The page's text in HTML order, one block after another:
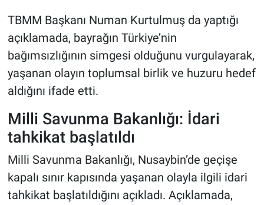
TBMM Başkanı Numan Kurtulmuş da yaptığı
açıklamada, bayrağın Türkiye’nin
bağımsızlığının simgesi olduğunu vurgulayarak,
yaşanan olayın toplumsal birlik ve huzuru hedef
aldığını ifade etti.
Milli Savunma Bakanlığı: İdari
tahkikat başlatıldı
Milli Savunma Bakanlığı, Nusaybin’de geçişe
kapalı sınır kapısında yaşanan olayla ilgili idari
tahkikat başlatıldığını açıkladı. Açıklamada,